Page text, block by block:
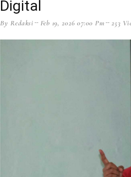
Digital
By Redaksi Feb 19, 2026 07:00 Pm 253